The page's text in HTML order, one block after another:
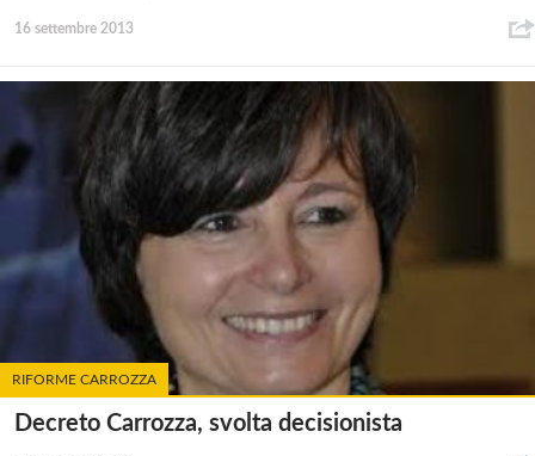
16 settembre 2013
RIFORME CARROZZA
Decreto Carrozza, svolta decisionista